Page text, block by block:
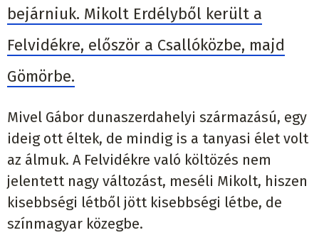
bejárniuk. Mikolt Erdélyből került a
Felvidékre, először a Csallóközbe, majd
Gömörbe.
Mivel Gábor dunaszerdahelyi származású, egy
ideig ott éltek, de mindig is a tanyasi élet volt
az álmuk. A Felvidékre való költözés nem
jelentett nagy változást, meséli Mikolt, hiszen
kisebbségi létből jött kisebbségi létbe, de
színmagyar közegbe.